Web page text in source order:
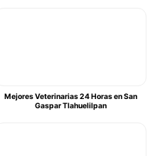
Mejores Veterinarias 24 Horas en San
Gaspar Tlahuelilpan